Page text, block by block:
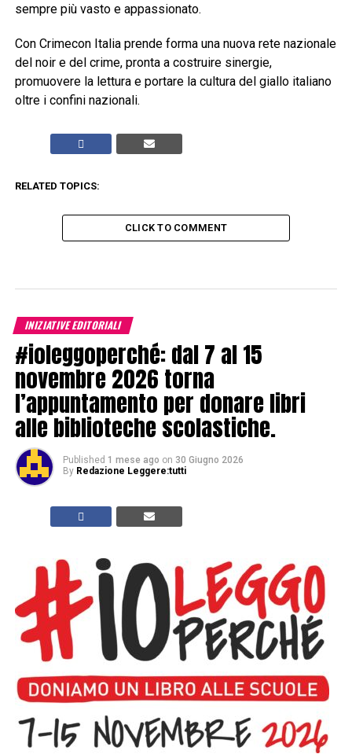
sempre più vasto e appassionato.
Con Crimecon Italia prende forma una nuova rete nazionale
del noir e del crime, pronta a costruire sinergie,
promuovere la lettura e portare la cultura del giallo italiano
oltre i confini nazionali.
RELATED TOPICS:
CLICK TO COMMENT
INIZIATIVE EDITORIALI
#ioleggoperché: dal 7 al 15
novembre 2026 torna
l’appuntamento per donare libri
alle biblioteche scolastiche.
Published 1 mese ago on 30 Giugno 2026
By Redazione Leggere:tutti